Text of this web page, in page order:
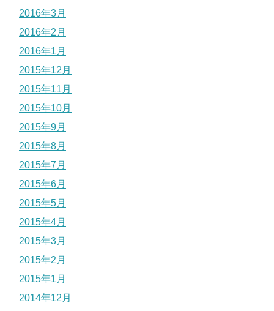
2016年3月
2016年2月
2016年1月
2015年12月
2015年11月
2015年10月
2015年9月
2015年8月
2015年7月
2015年6月
2015年5月
2015年4月
2015年3月
2015年2月
2015年1月
2014年12月